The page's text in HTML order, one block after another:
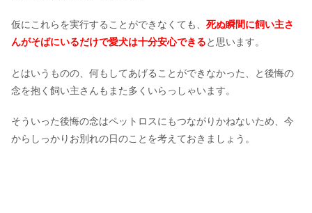
仮にこれらを実行することができなくても、 死ぬ瞬間に飼い主さ
んがそばにいるだけで愛犬は十分安心できると思います。
とはいうものの、何もしてあげることができなかった、と後悔の
念を抱く飼い主さんもまた多くいらっしゃいます。
そういった後悔の念はペットロスにもつながりかねないため、今
からしっかりお別れの日のことを考えておきましょう。